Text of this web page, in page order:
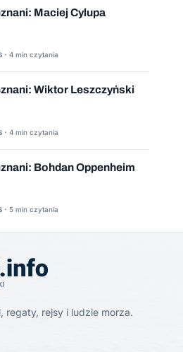
Maciej Cylupa
· 4 min czytania
Wiktor Leszczyński
· 4 min czytania
Bohdan Oppenheim
· 5 min czytania
regaty, rejsy i ludzie morza.